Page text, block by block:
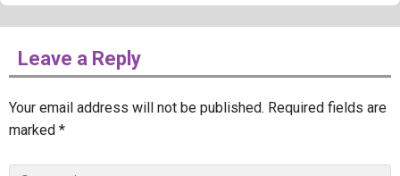
Leave a Reply
Your email address will not be published. Required fields are
marked *